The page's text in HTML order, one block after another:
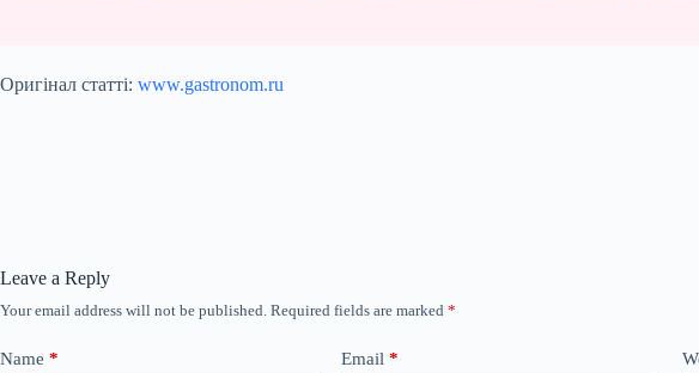
Оригінал статті: www.gastronom.ru
Leave a Reply
Your email address will not be published. Required fields are marked *
Name * Email *